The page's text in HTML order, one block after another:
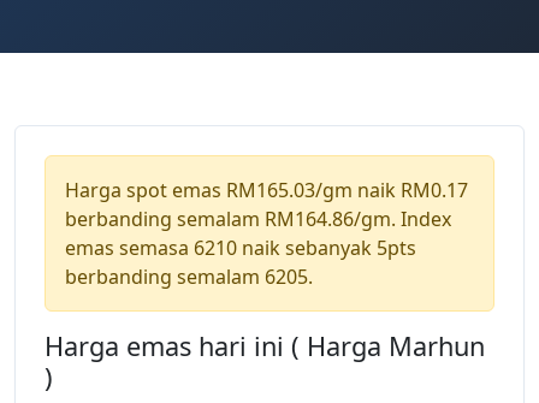
Harga spot emas RM165.03/gm naik RM0.17
berbanding semalam RM164.86/gm. Index
emas semasa 6210 naik sebanyak 5pts
berbanding semalam 6205.
Harga emas hari ini ( Harga Marhun
)